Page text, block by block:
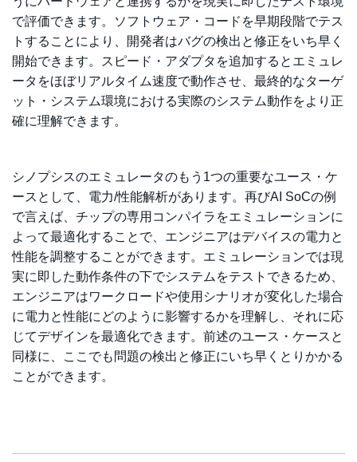
で評価できます。ソフトウェア・コードを早期段階でテス
トすることにより、開発者はバグの検出と修正をいち早く
開始できます。スピード・アダプタを追加するとエミュレ
ータをほぼリアルタイム速度で動作させ、最終的なターゲ
ット・システム環境における実際のシステム動作をより正
確に理解できます。
シノプシスのエミュレータのもう1つの重要なユース・ケ
ースとして、電力/性能解析があります。再びAI SoCの例
で言えば、チップの専用コンパイラをエミュレーションに
よって最適化することで、エンジニアはデバイスの電力と
性能を調整することができます。エミュレーションでは現
実に即した動作条件の下でシステムをテストできるため、
エンジニアはワークロードや使用シナリオが変化した場合
に電力と性能にどのように影響するかを理解し、それに応
じてデザインを最適化できます。前述のユース・ケースと
同様に、ここでも問題の検出と修正にいち早くとりかかる
ことができます。